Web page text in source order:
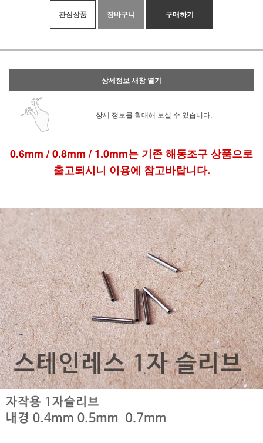
관심상품 장바구니 구매하기
상세정보 새창 열기
상세 정보를 확대해 보실 수 있습니다.
0.6mm / 0.8mm / 1.0mm는 기존 해동조구 상품으로
출고되시니 이용에 참고바랍니다.